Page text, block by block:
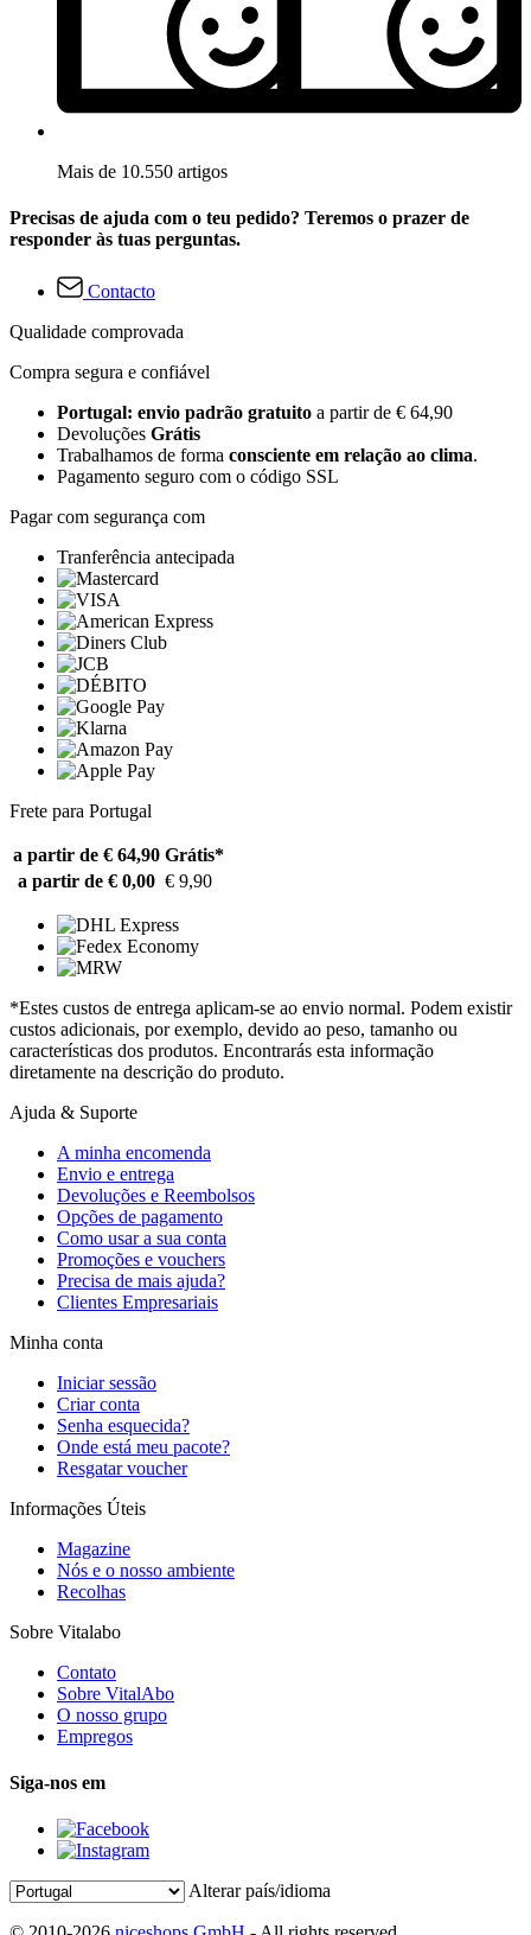
Mais de 10.550 artigos
Precisas de ajuda com o teu pedido? Teremos o prazer de
responder às tuas perguntas.
Contacto
Qualidade comprovada
Compra segura e confiável
Portugal: envio padrão gratuito a partir de € 64,90
Devoluções Grátis
Trabalhamos de forma consciente em relação ao clima.
Pagamento seguro com o código SSL
Pagar com segurança com
Tranferência antecipada
Frete para Portugal
a partir de € 64,90 Grátis*
a partir de € 0,00 € 9,90
*Estes custos de entrega aplicam-se ao envio normal. Podem existir
custos adicionais, por exemplo, devido ao peso, tamanho ou
características dos produtos. Encontrarás esta informação
diretamente na descrição do produto.
Ajuda & Suporte
A minha encomenda
Envio e entrega
Devoluções e Reembolsos
Opções de pagamento
Como usar a sua conta
Promoções e vouchers
Precisa de mais ajuda?
Clientes Empresariais
Minha conta
Iniciar sessão
Criar conta
Senha esquecida?
Onde está meu pacote?
Resgatar voucher
Informações Úteis
Magazine
Nós e o nosso ambiente
Recolhas
Sobre Vitalabo
Contato
Sobre VitalAbo
O nosso grupo
Empregos
Siga-nos em
Alterar país/idioma